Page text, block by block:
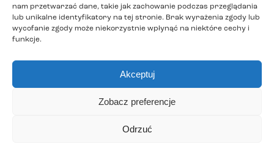
nam przetwarzać dane, takie jak zachowanie podczas przeglądania
lub unikalne identyfikatory na tej stronie. Brak wyrażenia zgody lub
wycofanie zgody może niekorzystnie wpłynąć na niektóre cechy i
funkcje.
Akceptuj
Odrzuć
Zobacz preferencje
Pracuj w TEB Edukacja
Nasze promocje
Co nowego w TEB Edukacja?